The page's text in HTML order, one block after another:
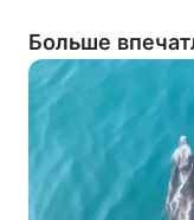
Больше